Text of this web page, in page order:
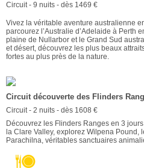
Circuit - 9 nuits - dès 1469 €
Vivez la véritable aventure australienne
parcourez l’Australie d’Adelaide à Perth
plaine de Nullarbor et le Grand Sud
et désert, découvrez les plus beaux
fortes au plus près de la nature.
Circuit découverte des Flinders
Circuit - 2 nuits - dès 1608 €
Découvrez les Flinders Ranges en 3
la Clare Valley, explorez Wilpena
Parachilna, véritables sanctuaires